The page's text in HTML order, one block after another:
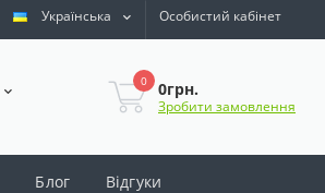
Українська Особистий кабінет
0 0грн.
Зробити замовлення
Блог Відгуки